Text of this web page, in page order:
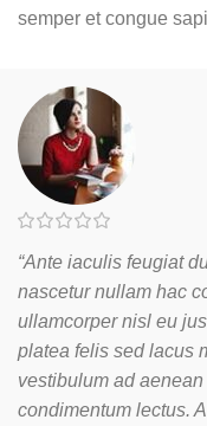
semper et congue
“Ante iaculis feugiat
nascetur nullam hac
ullamcorper nisl eu
platea felis sed lacus
vestibulum ad
condimentum lectus.